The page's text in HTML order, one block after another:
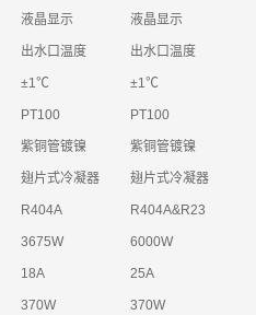
液晶显示 液晶显示
出水口温度 出水口温度
±1℃ ±1℃
PT100 PT100
紫铜管镀镍 紫铜管镀镍
翅片式冷凝器 翅片式冷凝器
R404A R404A&R23
3675W 6000W
18A 25A
370W 370W